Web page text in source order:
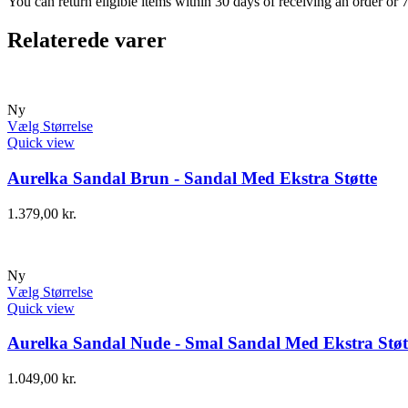
Relaterede varer
Ny
Vælg Størrelse
Quick view
Aurelka Sandal Brun - Sandal Med Ekstra Støtte
1.379,00 kr.
Ny
Vælg Størrelse
Quick view
Aurelka Sandal Nude - Smal Sandal Med Ekstra
1.049,00 kr.